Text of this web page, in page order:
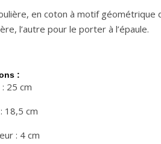
en coton à motif
l’autre pour le porter à l’épaule.
:
25 cm
18,5 cm
: 4 cm